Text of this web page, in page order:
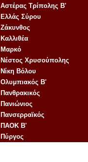
Αστέρας Τρίπολης Β'
Ελλάς Σύρου
Ζάκυνθος
Καλλιθέα
Μαρκό
Νέστος Χρυσούπολης
Νίκη Βόλου
Ολυμπιακός Β'
Πανθρακικός
Πανιώνιος
Πανσερραϊκός
ΠΑΟΚ Β'
Πύργος